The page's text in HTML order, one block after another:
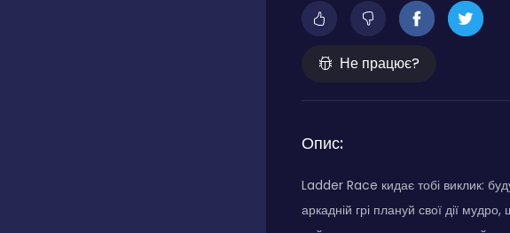
Не працює?
Опис:
Ladder Race кидає тобі виклик:
аркадній грі плануй свої дії